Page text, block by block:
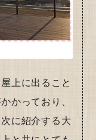
上に出ること
かっており、
に紹介する大